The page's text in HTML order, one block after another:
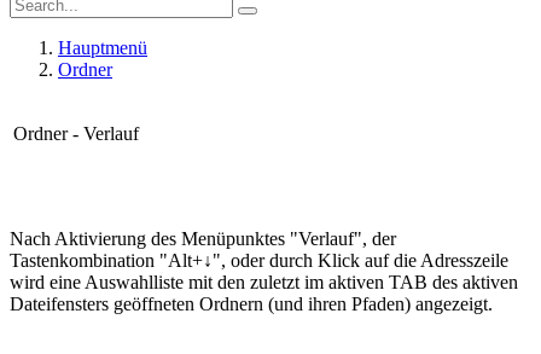
Hauptmenü
Ordner
Ordner - Verlauf
Nach Aktivierung des Menüpunktes "Verlauf", der
Tastenkombination "Alt+↓", oder durch Klick auf die Adresszeile
wird eine Auswahlliste mit den zuletzt im aktiven TAB des aktiven
Dateifensters geöffneten Ordnern (und ihren Pfaden) angezeigt.